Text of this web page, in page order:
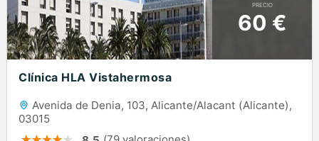
PRECIO
60 €
Clínica HLA Vistahermosa
Avenida de Denia, 103, Alicante/Alacant (Alicante),
03015